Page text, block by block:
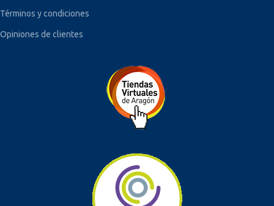
Términos y condiciones
Opiniones de clientes